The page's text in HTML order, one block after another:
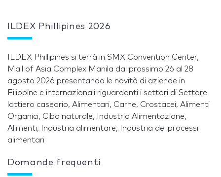
ILDEX Phillipines 2026
ILDEX Phillipines si terrà in SMX Convention Center,
Mall of Asia Complex Manila dal prossimo 26 al 28
agosto 2026 presentando le novità di aziende in
Filippine e internazionali riguardanti i settori di Settore
lattiero caseario, Alimentari, Carne, Crostacei, Alimenti
Organici, Cibo naturale, Industria Alimentazione,
Alimenti, Industria alimentare, Industria dei processi
alimentari
Domande frequenti